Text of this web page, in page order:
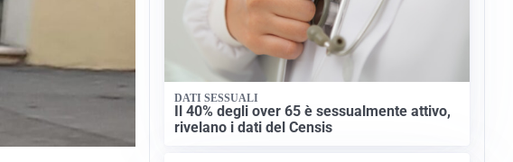
DATI SESSUALI
Il 40% degli over 65 è sessualmente attivo,
rivelano i dati del Censis